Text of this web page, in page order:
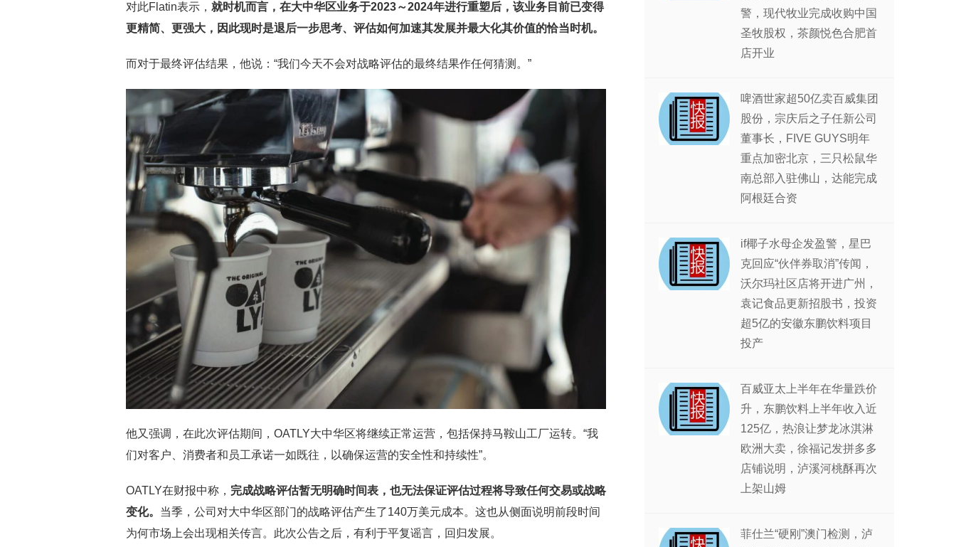
对此Flatin表示， 就时机而言，在大中华区业务于2023～2024年进行重塑后，该业务目前已变得
更精简、更强大，因此现时是退后一步思考、评估如何加速其发展并最大化其价值的恰当时机。
而对于最终评估结果，他说：“我们今天不会对战略评估的最终结果作任何猜测。”
他又强调，在此次评估期间，OATLY大中华区将继续正常运营，包括保持马鞍山工厂运转。“我
们对客户、消费者和员工承诺一如既往，以确保运营的安全性和持续性”。
OATLY在财报中称， 完成战略评估暂无明确时间表，也无法保证评估过程将导致任何交易或战略
变化。 当季，公司对大中华区部门的战略评估产生了140万美元成本。这也从侧面说明前段时间
为何市场上会出现相关传言。此次公告之后，有利于平复谣言，回归发展。
警，现代牧业完成收购中国
圣牧股权，茶颜悦色合肥首
店开业
啤酒世家超50亿卖百威集团
股份，宗庆后之子任新公司
董事长，FIVE GUYS明年
重点加密北京，三只松鼠华
南总部入驻佛山，达能完成
阿根廷合资
if椰子水母企发盈警，星巴
克回应“伙伴券取消”传闻，
沃尔玛社区店将开进广州，
袁记食品更新招股书，投资
超5亿的安徽东鹏饮料项目
投产
百威亚太上半年在华量跌价
升，东鹏饮料上半年收入近
125亿，热浪让梦龙冰淇淋
欧洲大卖，徐福记发拼多多
店铺说明，泸溪河桃酥再次
上架山姆
菲仕兰“硬刚”澳门检测，泸